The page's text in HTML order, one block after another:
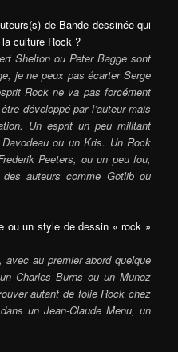
de Bande dessinée qui
culture Rock ?
Shelton ou Peter Bagge sont
je ne peux pas écarter Serge
Rock ne va pas forcément
développé par l’auteur mais
Un esprit un peu militant
ou un Kris. Un Rock
Peeters, ou un peu fou,
auteurs comme Gotlib ou
ou un style de dessin « rock »
au premier abord quelque
Charles Burns ou un Munoz
autant de folie Rock chez
un Jean-Claude Menu, un